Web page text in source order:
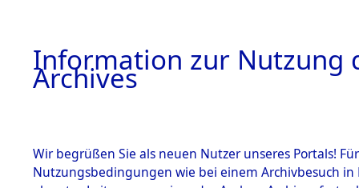
Information zur Nutzung
Archives
Wir begrüßen Sie als neuen Nutzer unseres Portals!
Nutzungsbedingungen wie bei einem Archivbesuch